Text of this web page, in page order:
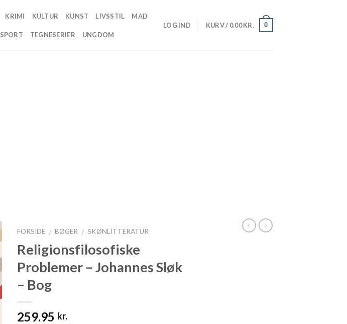
KRIMI KULTUR KUNST LIVSSTIL MAD
SPORT TEGNESERIER UNGDOM
LOG IND KURV / 0.00KR. 0
FORSIDE / BØGER / SKØNLITTERATUR
Religionsfilosofiske
Problemer – Johannes Sløk
– Bog
259.95 kr.